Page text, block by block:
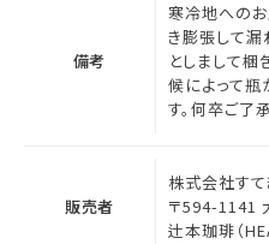
備考
寒冷地への
き膨張して漏
としまして梱
候によって瓶
す。何卒ご了
販売者
株式会社す
〒594-1141
辻本珈琲（